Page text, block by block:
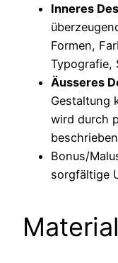
Inneres
Formen,
Typografie,
Äusseres
Gestaltung
wird durch
Bonus/
sorgfältige
Material